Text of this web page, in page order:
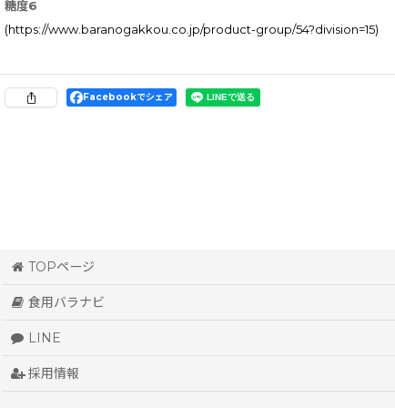
糖度6
(https://www.baranogakkou.co.jp/product-group/54?division=15)
Facebookでシェア
TOPページ
食用バラナビ
LINE
採用情報